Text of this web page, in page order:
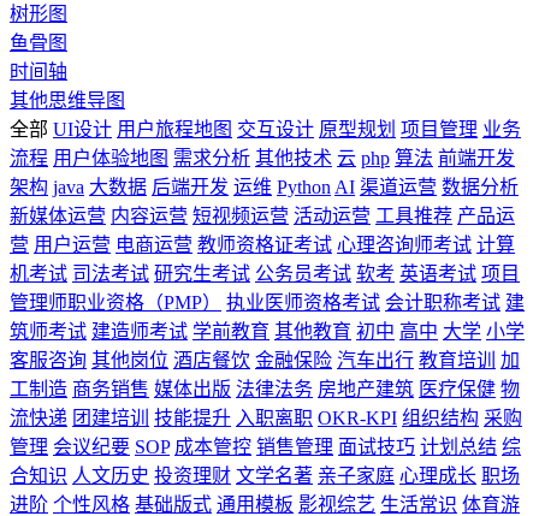
树形图
鱼骨图
时间轴
其他思维导图
全部 UI设计 用户旅程地图 交互设计 原型规划 项目管理 业务
流程 用户体验地图 需求分析 其他技术 云 php 算法 前端开发
架构 java 大数据 后端开发 运维 Python AI 渠道运营 数据分析
新媒体运营 内容运营 短视频运营 活动运营 工具推荐 产品运
营 用户运营 电商运营 教师资格证考试 心理咨询师考试 计算
机考试 司法考试 研究生考试 公务员考试 软考 英语考试 项目
管理师职业资格（PMP）
执业医师资格考试 会计职称考试 建
筑师考试 建造师考试 学前教育 其他教育 初中 高中 大学 小学
客服咨询 其他岗位 酒店餐饮 金融保险 汽车出行 教育培训
加
工制造 商务销售 媒体出版 法律法务 房地产建筑 医疗保健 物
流快递 团建培训 技能提升 入职离职 OKR-KPI 组织结构 采购
管理 会议纪要 SOP 成本管控 销售管理 面试技巧 计划总结 综
合知识 人文历史 投资理财 文学名著 亲子家庭 心理成长 职场
进阶 个性风格 基础版式 通用模板 影视综艺 生活常识 体育游